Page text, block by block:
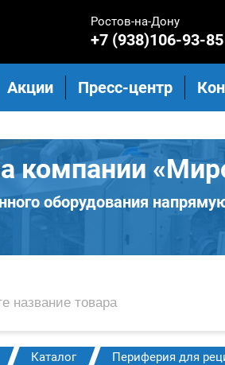
Ростов-на-Дону
+7 (938)106-93-85
Акции Пресс-центр
компании
оборудования
Каталог Периферия для